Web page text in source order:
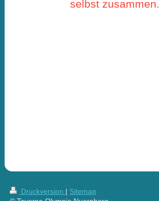
selbst zusammen.
Druckversion | Sitemap